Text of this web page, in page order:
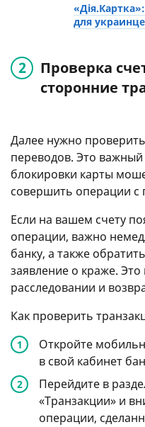
для
Проверка
сторонние
Далее нужно
переводов. Это важный
блокировки карты
совершить операции
Если на вашем счету
операции, важно
банку, а также
заявление о краже.
расследовании и
Как проверить
Откройте
в свой кабинет
Перейдите в
«Транзакции» и
операции,